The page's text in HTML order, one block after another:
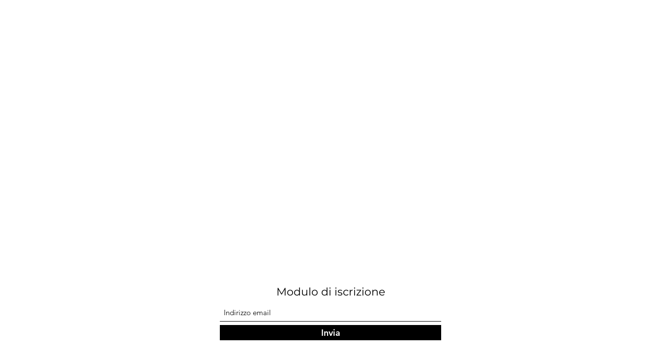
Modulo di iscrizione
Invia